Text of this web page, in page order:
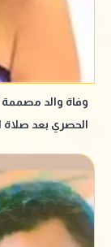
وفاة والد مصممة
الحصري بعد صلاة